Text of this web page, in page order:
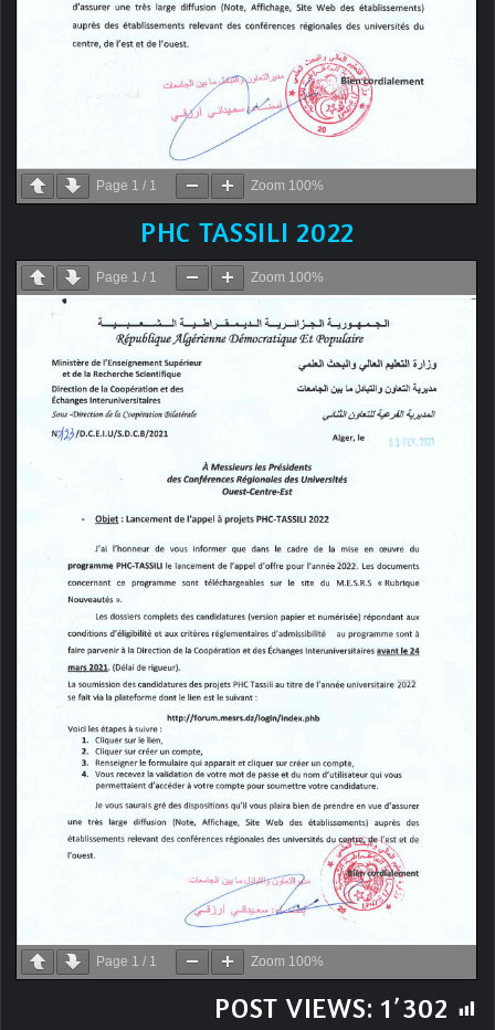
Page 1 / 1 Zoom 100%
Page 1 / 1 Zoom 100%
Page 1 / 1 Zoom 100%
POST VIEWS: 1٬302